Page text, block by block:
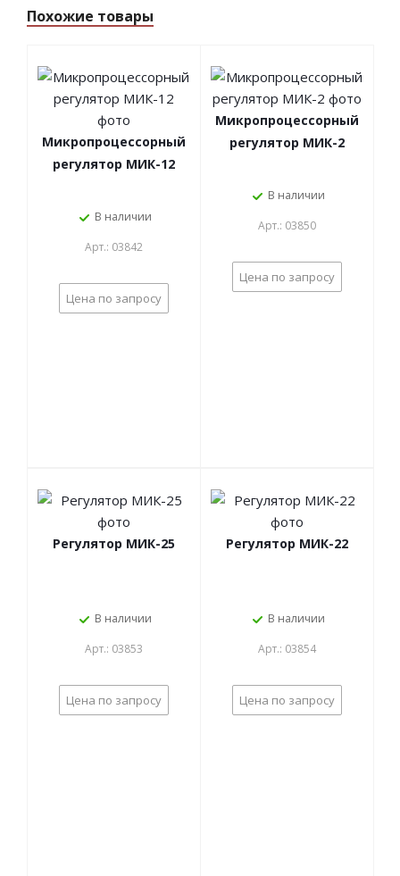
Похожие товары
Микропроцессорный
регулятор МИК-12
В наличии
Арт.: 03842
Цена по запросу
Микропроцессорный
регулятор МИК-2
В наличии
Арт.: 03850
Цена по запросу
Регулятор МИК-25
В наличии
Арт.: 03853
Цена по запросу
Регулятор МИК-22
В наличии
Арт.: 03854
Цена по запросу